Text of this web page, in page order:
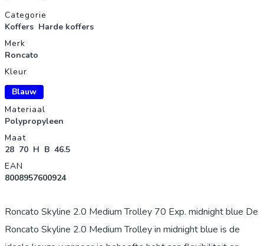
Productgegevens
Categorie
Koffers Harde koffers
Merk
Roncato
Kleur
Blauw
Materiaal
Polypropyleen
Maat
28 70 H B 46.5
EAN
8008957600924
Roncato Skyline 2.0 Medium Trolley 70 Exp. midnight blue De
Roncato Skyline 2.0 Medium Trolley in midnight blue is de